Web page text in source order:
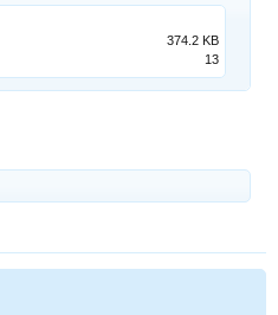
374.2 KB
13